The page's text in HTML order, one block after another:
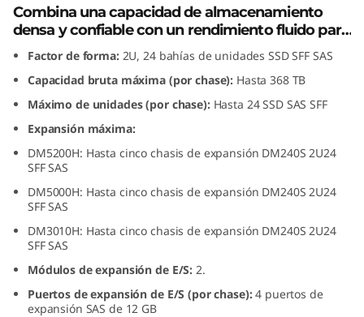
L
e
n
o
v
o
T
h
SSD
Combina una capacidad de almacenamiento
densa y confiable con un rendimiento fluido para
las matrices de almacenamiento totalmente
flash e híbridas de la serie ThinkSystem DM.
Factor de forma:2U, 24 bahías de unidades SSD SFF SAS
Capacidad bruta máxima (por chase): Hasta 368 TB
Máximo de unidades (por chase):Hasta 24 SSD SAS SFF
Expansión máxima:
DM5200H: Hasta cinco chasis de expansión DM240S 2U24
SFF SAS
DM5000H: Hasta cinco chasis de expansión DM240S 2U24
SFF SAS
DM3010H: Hasta cinco chasis de expansión DM240S 2U24
SFF SAS
Módulos de expansión de E/S: 2.
Puertos de expansión de E/S (por chase):4 puertos de
expansión SAS de 12 GB